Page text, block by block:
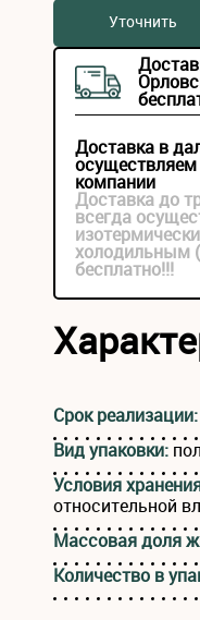
Уточнить
Доставка в
осуществляем
компании
Доставка до
всегда
холодильным
бесплатно!!!
Срок реализации:
Вид упаковки:
Условия
относительной
Массовая доля
Количество в